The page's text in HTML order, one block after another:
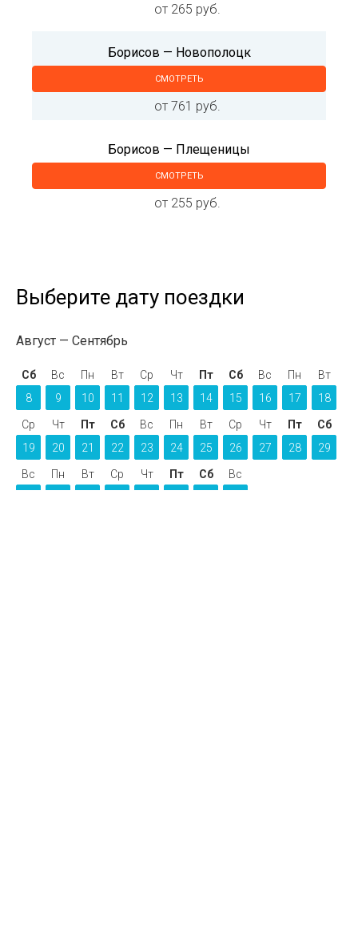
от 265 руб.
Борисов — Новополоцк
СМОТРЕТЬ
от 761 руб.
Борисов — Плещеницы
СМОТРЕТЬ
от 255 руб.
Выберите дату поездки
Август Сентябрь
Сб
8
Вс
9
Пн
10
Вт
11
Ср
12
Чт
13
Пт
14
Сб
15
Вс
16
Пн
17
Вт
18
Ср
19
Чт
20
Пт
21
Сб
22
Вс
23
Пн
24
Вт
25
Ср
26
Чт
27
Пт
28
Сб
29
Вс
Пн
Вт
Ср
Чт
Пт
Сб
Вс